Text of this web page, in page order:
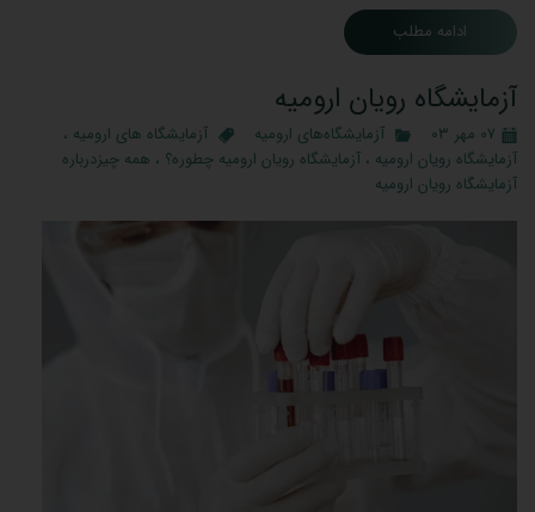
ادامه مطلب
آزمایشگاه رویان ارومیه
۰۷ مهر ۰۳ آزمایشگاه‌های ارومیه آزمایشگاه های ارومیه ،
آزمایشگاه رویان ارومیه ، آزمایشگاه رویان ارومیه چطوره؟ ، همه چیزدرباره
آزمایشگاه رویان ارومیه